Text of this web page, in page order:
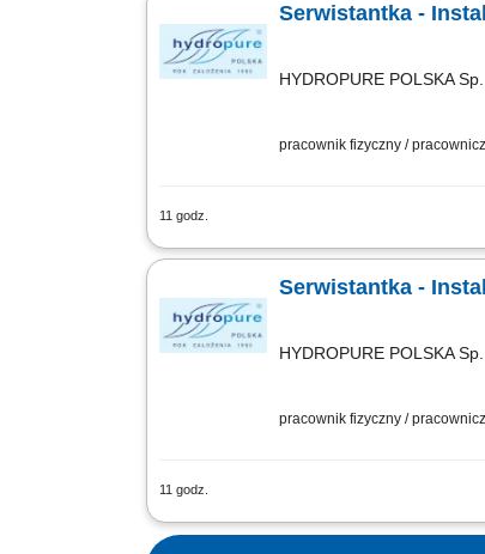
Serwistantka -
HYDROPURE POLSKA
pracownik fizyczny /
11 godz.
Zakres obowiązków: montaż
Serwistantka -
HYDROPURE POLSKA
pracownik fizyczny /
11 godz.
Zakres obowiązków: montaż